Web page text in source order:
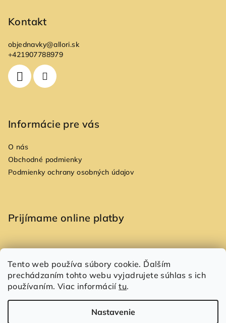
Tento web používa súbory cookie. Ďalším
prechádzaním tohto webu vyjadrujete súhlas s ich
používaním. Viac informáciítu.
Nastavenie
Kontakt
objednavky@allori.sk
+421907788979
Informácie pre vás
O nás
Obchodné podmienky
Podmienky ochrany osobných údajov
Prijímame online platby
Copyright 2026Allori. Všetky práva vyhradené.